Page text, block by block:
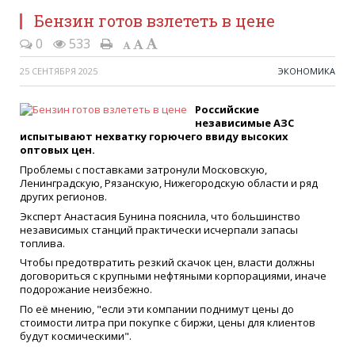
Бензин готов взлететь в цене
0 533
25 СЕНТЯБРЯ 2025 ЭКОНОМИКА
Российские
независимые АЗС
испытывают нехватку горючего ввиду высоких
оптовых цен.
Проблемы с поставками затронули Московскую,
Ленинградскую, Рязанскую, Нижегородскую области и ряд
других регионов.
Эксперт Анастасия Бунина пояснила, что большинство
независимых станций практически исчерпали запасы
топлива.
Чтобы предотвратить резкий скачок цен, власти должны
договориться с крупными нефтяными корпорациями, иначе
подорожание неизбежно.
По её мнению, "если эти компании поднимут цены до
стоимости литра при покупке с биржи, цены для клиентов
будут космическими".